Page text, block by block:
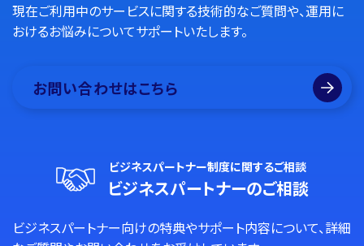
現在ご利用中のサービスに関する技術的なご質問や、運用に
おけるお悩みについてサポートいたします。
お問い合わせはこちら
ビジネスパートナー制度に関するご相談
ビジネスパートナーのご相談
ビジネスパートナー向けの特典やサポート内容について、詳細